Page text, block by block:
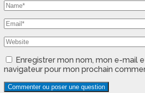
Enregistrer mon nom, mon e-mail
navigateur pour mon prochain